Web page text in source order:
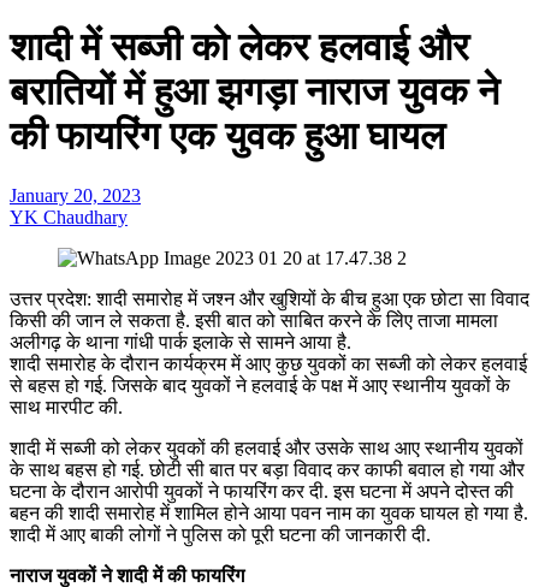
शादी में सब्जी को लेकर हलवाई और
बरातियों में हुआ झगड़ा नाराज युवक ने
की फायरिंग एक युवक हुआ घायल
January 20, 2023
YK Chaudhary
उत्तर प्रदेश: शादी समारोह में जश्न और खुशियों के बीच हुआ एक छोटा सा विवाद
किसी की जान ले सकता है. इसी बात को साबित करने के लिेए ताजा मामला
अलीगढ़ के थाना गांधी पार्क इलाके से सामने आया है.
शादी समारोह के दौरान कार्यक्रम में आए कुछ युवकों का सब्जी को लेकर हलवाई
से बहस हो गई. जिसके बाद युवकों ने हलवाई के पक्ष में आए स्थानीय युवकों के
साथ मारपीट की.
शादी में सब्जी को लेकर युवकों की हलवाई और उसके साथ आए स्थानीय युवकों
के साथ बहस हो गई. छोटी सी बात पर बड़ा विवाद कर काफी बवाल हो गया और
घटना के दौरान आरोपी युवकों ने फायरिंग कर दी. इस घटना में अपने दोस्त की
बहन की शादी समारोह में शामिल होने आया पवन नाम का युवक घायल हो गया है.
शादी में आए बाकी लोगों ने पुलिस को पूरी घटना की जानकारी दी.
नाराज युवकों ने शादी में की फायरिंग